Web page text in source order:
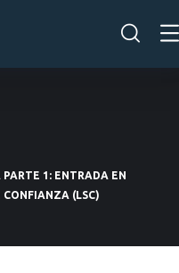
1: ENTRADA EN
CONFIANZA (LSC)